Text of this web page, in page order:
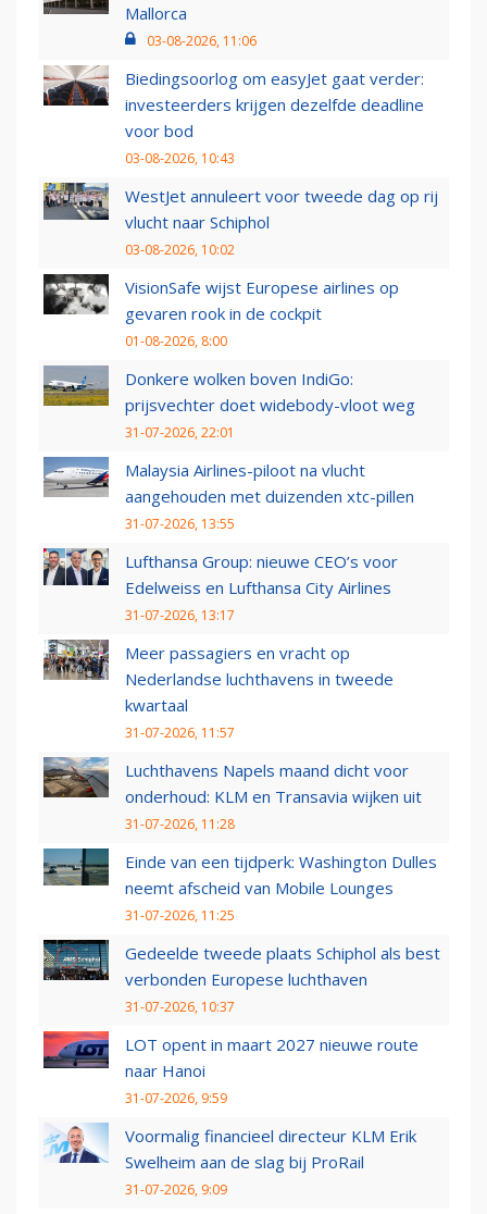
Mallorca
03-08-2026, 11:06
Biedingsoorlog om easyJet gaat verder:
investeerders krijgen dezelfde deadline
voor bod
03-08-2026, 10:43
WestJet annuleert voor tweede dag op rij
vlucht naar Schiphol
03-08-2026, 10:02
VisionSafe wijst Europese airlines op
gevaren rook in de cockpit
01-08-2026, 8:00
Donkere wolken boven IndiGo:
prijsvechter doet widebody-vloot weg
31-07-2026, 22:01
Malaysia Airlines-piloot na vlucht
aangehouden met duizenden xtc-pillen
31-07-2026, 13:55
Lufthansa Group: nieuwe CEO’s voor
Edelweiss en Lufthansa City Airlines
31-07-2026, 13:17
Meer passagiers en vracht op
Nederlandse luchthavens in tweede
kwartaal
31-07-2026, 11:57
Luchthavens Napels maand dicht voor
onderhoud: KLM en Transavia wijken uit
31-07-2026, 11:28
Einde van een tijdperk: Washington Dulles
neemt afscheid van Mobile Lounges
31-07-2026, 11:25
Gedeelde tweede plaats Schiphol als best
verbonden Europese luchthaven
31-07-2026, 10:37
LOT opent in maart 2027 nieuwe route
naar Hanoi
31-07-2026, 9:59
Voormalig financieel directeur KLM Erik
Swelheim aan de slag bij ProRail
31-07-2026, 9:09